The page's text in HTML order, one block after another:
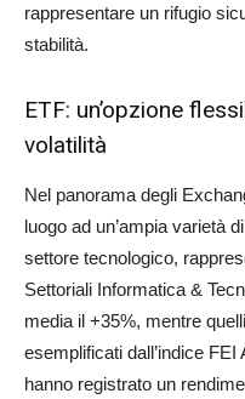
rappresentare un rifugio
stabilità.
ETF: un’opzione
volatilità
Nel panorama degli
luogo ad un’ampia varietà
settore tecnologico,
Settoriali Informatica &
media il +35%, mentre
esemplificati dall’indice
hanno registrato un